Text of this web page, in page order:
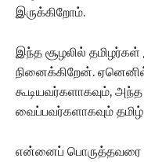
இருக்கிறோம்.
இந்த சூழலில்
நினைக்கிறேன். ஏனெனில்
கூடியவர்களாகவும்,
வைப்பவர்களாகவும் தமிழ்
என்னைப் பொருத்தவரை